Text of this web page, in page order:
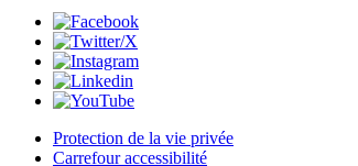
Protection de la vie privée
Carrefour accessibilité